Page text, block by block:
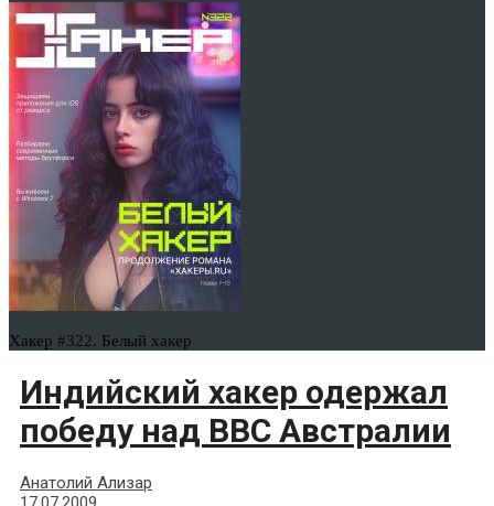
Хакер #322. Белый хакер
Индийский хакер одержал
победу над ВВС Австралии
Анатолий Ализар